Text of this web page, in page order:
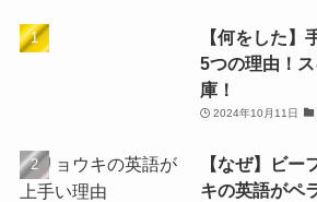
【何をした】
5つの理由！
庫！
2024年10月11日
【なぜ】ビー
キの英語がペ